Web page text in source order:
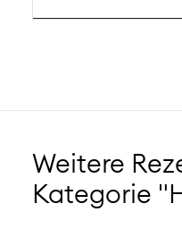
Weitere
Kategorie